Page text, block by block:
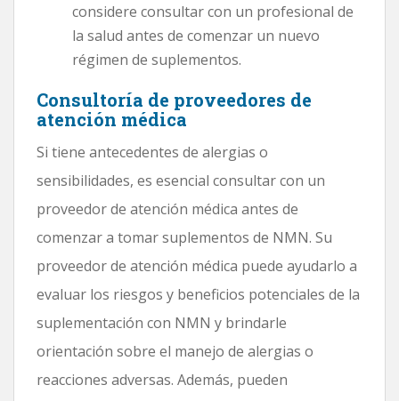
considere consultar con un profesional de
la salud antes de comenzar un nuevo
régimen de suplementos.
Consultoría de proveedores de
atención médica
Si tiene antecedentes de alergias o
sensibilidades, es esencial consultar con un
proveedor de atención médica antes de
comenzar a tomar suplementos de NMN. Su
proveedor de atención médica puede ayudarlo a
evaluar los riesgos y beneficios potenciales de la
suplementación con NMN y brindarle
orientación sobre el manejo de alergias o
reacciones adversas. Además, pueden